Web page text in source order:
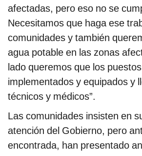
afectadas, pero eso no se
Necesitamos que haga ese
comunidades y también
agua potable en las zonas
lado queremos que los
implementados y equipados y
técnicos y médicos”.
Las comunidades insisten en
atención del Gobierno, pero
encontrada, han presentado